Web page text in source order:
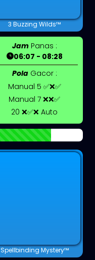
3 Buzzing Wilds™
JamPanas :
06:07 - 08:28
PolaGacor :
Manual 5 ✅❌✅
Manual 7 ❌❌✅
20 ❌✅❌ Auto
Spellbinding Mystery™